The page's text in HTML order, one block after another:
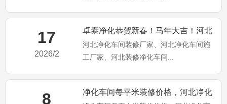
17
2026/2
卓泰净化恭贺新春！马年大吉！河北
净化车间装修施工厂家
河北净化车间装修厂家、河北净化车间施
工厂家、河北装修净化车间...
8
净化车间每平米装修价格，河北净化